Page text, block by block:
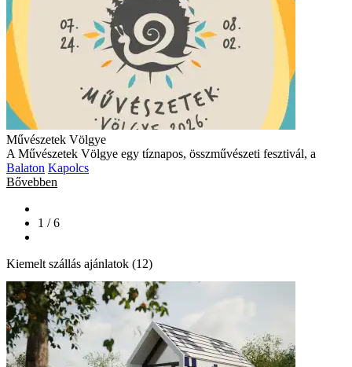
Művészetek Völgye
A Művészetek Völgye egy tíznapos, összművészeti fesztivál, a
Balaton Kapolcs
Bővebben
1 / 6
Kiemelt szállás ajánlatok (12)